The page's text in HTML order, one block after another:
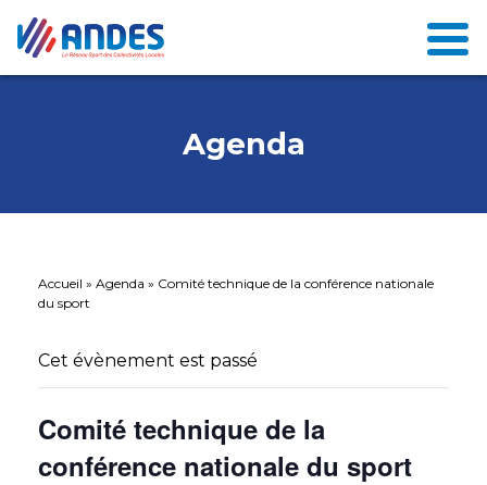
Agenda
Accueil » Agenda » Comité technique de la conférence nationale
du sport
Cet évènement est passé
Comité technique de la
conférence nationale du sport